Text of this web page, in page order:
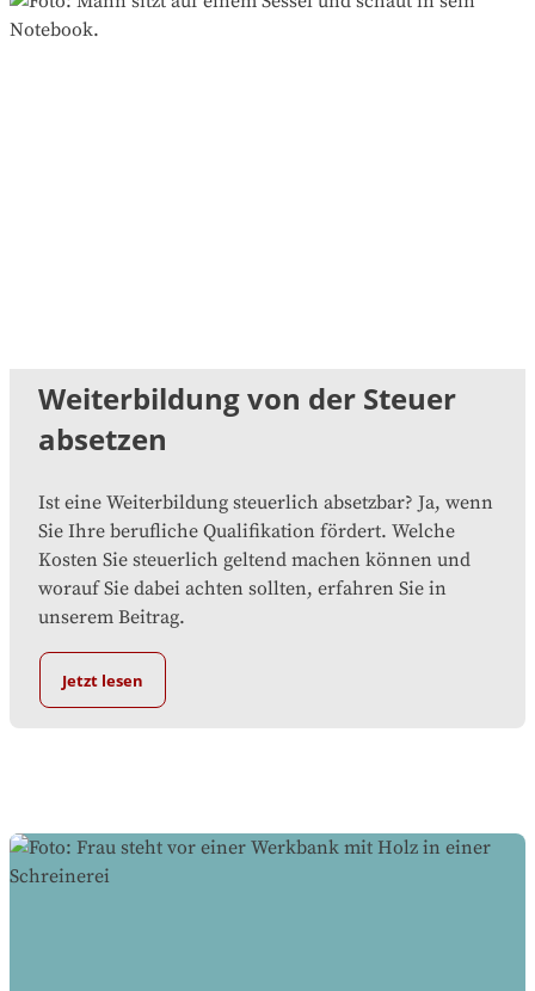
Weiterbildung von der Steuer
absetzen
Ist eine Weiterbildung steuerlich absetzbar? Ja, wenn
Sie Ihre berufliche Qualifikation fördert. Welche
Kosten Sie steuerlich geltend machen können und
worauf Sie dabei achten sollten, erfahren Sie in
unserem Beitrag.
Jetzt lesen